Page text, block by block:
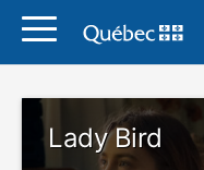
Lady Bird